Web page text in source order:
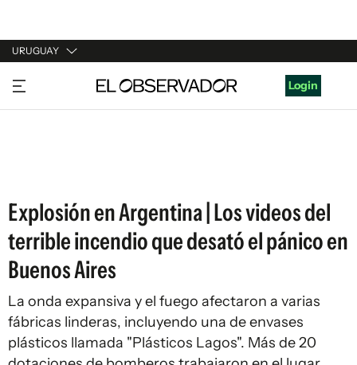
URUGUAY
URUGUAY
ARGENTINA
Login
Explosión en Argentina | Los videos del
terrible incendio que desató el pánico en
Buenos Aires
La onda expansiva y el fuego afectaron a varias
fábricas linderas, incluyendo una de envases
plásticos llamada "Plásticos Lagos". Más de 20